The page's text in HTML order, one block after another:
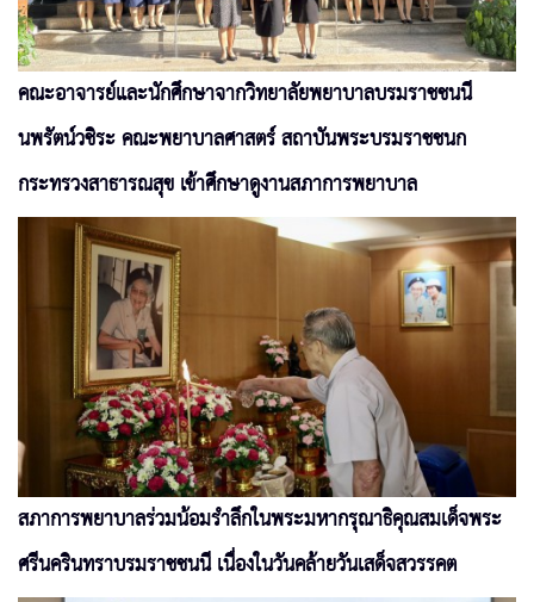
คณะอาจารย์และนักศึกษาจากวิทยาลัยพยาบาลบรมราชชนนี
นพรัตน์วชิระ คณะพยาบาลศาสตร์ สถาบันพระบรมราชชนก
กระทรวงสาธารณสุข เข้าศึกษาดูงานสภาการพยาบาล
สภาการพยาบาลร่วมน้อมรำลึกในพระมหากรุณาธิคุณสมเด็จพระ
ศรีนครินทราบรมราชชนนี เนื่องในวันคล้ายวันเสด็จสวรรคต